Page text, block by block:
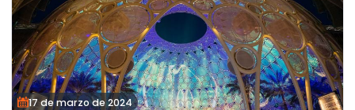
17 de marzo de 2024